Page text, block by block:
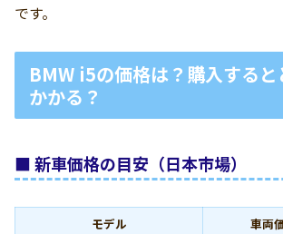
です。
BMW i5の価格は？購入する
かかる？
■ 新車価格の目安（日本市場）
モデル
車両